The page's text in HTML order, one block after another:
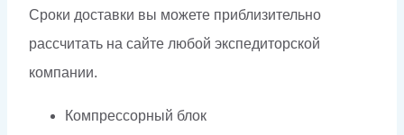
Сроки доставки вы можете приблизительно
рассчитать на сайте любой экспедиторской
компании.
Компрессорный блок